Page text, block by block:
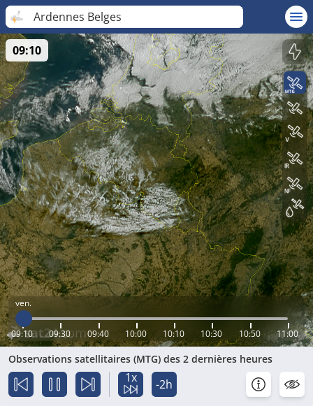
Ardennes Belges
ven.
09:10 09:30 09:40 10:00 10:10 10:30 10:50 11:00
09:10
Observations satellitaires (MTG) des 2 dernières heures
1x -2h